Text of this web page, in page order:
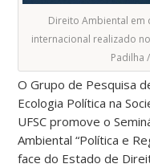
Direito Ambiental em
internacional realizado
Padilha
O Grupo de Pesquisa
Ecologia Política na
UFSC promove o
Ambiental “Política e
face do Estado de